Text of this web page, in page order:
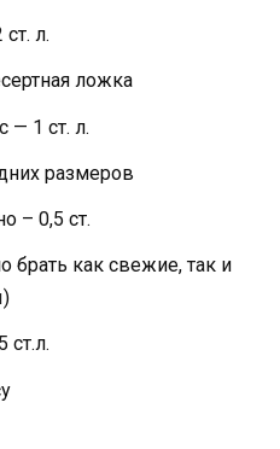
л.
ложка
— 1 ст. л.
размеров
– 0,5 ст.
брать как свежие, так и
ст.л.